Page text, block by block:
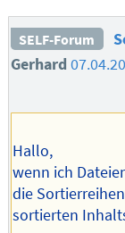
SELF-Forum
Gerhard
Hallo,
wenn ich
die
sortierten